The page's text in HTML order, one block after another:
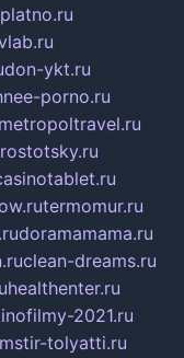
don-ykt.ru
porno.ru
metropoltravel.ru
rostotsky.ru
termomur.ru
doramamama.ru
clean-dreams.ru
healthenter.ru
2021.ru
tolyatti.ru